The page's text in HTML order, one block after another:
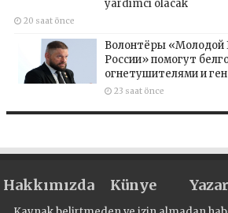
yardımcı olacak
20 saat önce
Волонтёры «Молодой
России» помогут
огнетушителями и
23 saat önce
Hakkımızda Künye